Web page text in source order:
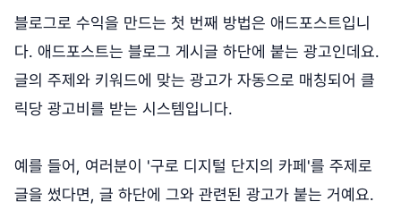
블로그로 수익을 만드는 첫 번째 방법은 애드포스트입니
다. 애드포스트는 블로그 게시글 하단에 붙는 광고인데요.
글의 주제와 키워드에 맞는 광고가 자동으로 매칭되어 클
릭당 광고비를 받는 시스템입니다.
예를 들어, 여러분이 '구로 디지털 단지의 카페'를 주제로
글을 썼다면, 글 하단에 그와 관련된 광고가 붙는 거예요.